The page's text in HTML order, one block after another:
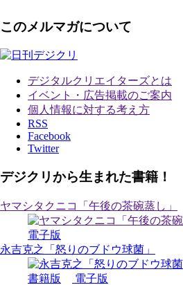
このメルマガについて
デジタルクリエイターズとは
イベント・広告掲載のご案内
個人情報に対する考え方
RSS
Facebook
Twitter
デジクリから生まれた書籍！
ヤマシタクニコ「午後の茶碗蒸し」
電子版
永吉克之「怒りのブドウ球菌」
書籍版
電子版